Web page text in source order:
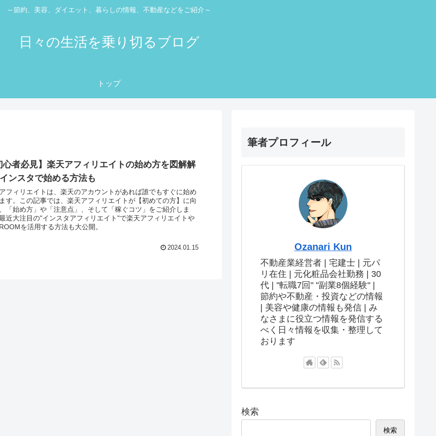
～節約、美容、ダイエット、暮らしの情報、不動産などをご紹介～
日々の生活を乗り切るブログ
トップ
心者必見】楽天アフィリエイトの始め方を図解解
ンスタで始める方法も
フィリエイトは、楽天のアカウントがあれば誰でもすぐに始め
す。この記事では、楽天アフィリエイトが【初めての方】に向
「始め方」や「注意点」、そして「稼ぐコツ」をご紹介しま
近大注目の"インスタアフィリエイト"で楽天アフィリエイトや
を活用する方法も大公開。
2024.01.15
筆者プロフィール
Ozanari Kun
不動産業経営者 | 宅建士 | 元パ
リ在住 | 元化粧品会社勤務 | 30
代 | "転職7回" "副業8個経験" |
節約や不動産・投資などの情報
| 美容や健康の情報も発信 | み
なさまに役立つ情報を発信する
べく日々情報を収集・整理して
おります
検索
検索